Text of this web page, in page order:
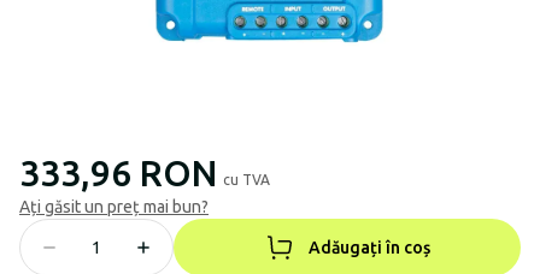
333,96 RON cu TVA
Ați găsit un preț mai bun?
Adăugați în coș